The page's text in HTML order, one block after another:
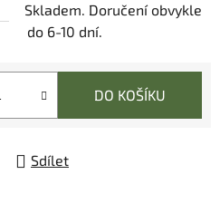
Skladem. Doručení obvykle
do 6-10 dní.
DO KOŠÍKU
Sdílet